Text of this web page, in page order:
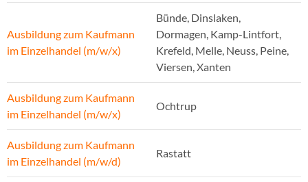
Ausbildung zum Kaufmann
im Einzelhandel (m/w/x)
Bünde, Dinslaken,
Dormagen, Kamp-Lintfort,
Krefeld, Melle, Neuss, Peine,
Viersen, Xanten
Ausbildung zum Kaufmann
im Einzelhandel (m/w/x)
Ochtrup
Ausbildung zum Kaufmann
im Einzelhandel (m/w/d)
Rastatt